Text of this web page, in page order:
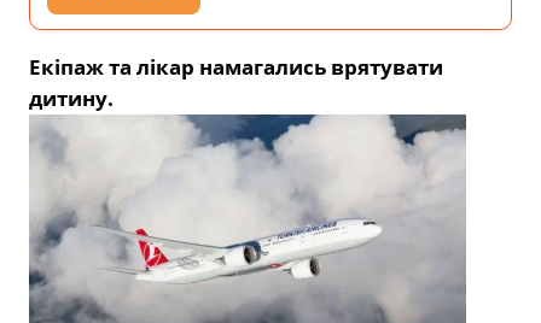
Екіпаж та лікар намагались врятувати
дитину.